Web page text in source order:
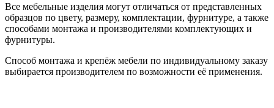
Все мебельные изделия могут отличаться от представленных
образцов по цвету, размеру, комплектации, фурнитуре, а также
способами монтажа и производителями комплектующих и
фурнитуры.
Способ монтажа и крепёж мебели по индивидуальному заказу
выбирается производителем по возможности её применения.